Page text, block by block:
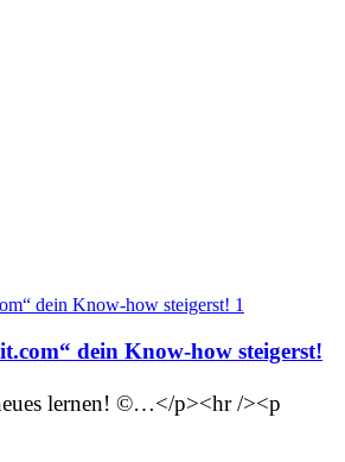
dein Know-how steigerst!